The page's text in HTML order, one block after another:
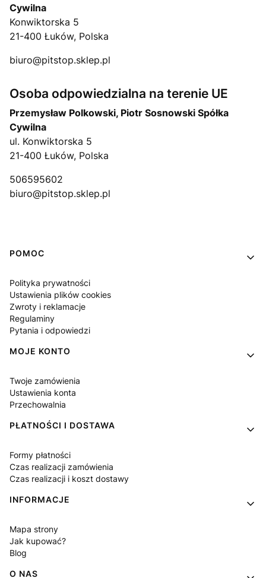
Cywilna
Konwiktorska 5
21-400 Łuków, Polska
biuro@pitstop.sklep.pl
Osoba odpowiedzialna na terenie UE
Przemysław Polkowski, Piotr Sosnowski Spółka
Cywilna
ul. Konwiktorska 5
21-400 Łuków, Polska
506595602
biuro@pitstop.sklep.pl
Linki w stopce
POMOC
Polityka prywatności
Ustawienia plików cookies
Zwroty i reklamacje
Regulaminy
Pytania i odpowiedzi
MOJE KONTO
Twoje zamówienia
Ustawienia konta
Przechowalnia
PŁATNOŚCI I DOSTAWA
Formy płatności
Czas realizacji zamówienia
Czas realizacji i koszt dostawy
INFORMACJE
Mapa strony
Jak kupować?
Blog
O NAS